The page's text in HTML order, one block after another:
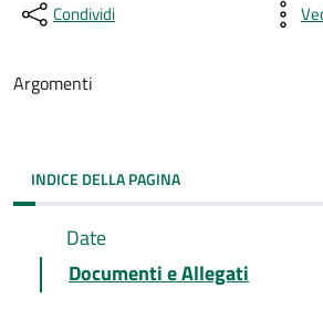
Condividi
Argomenti
INDICE DELLA PAGINA
Date
Documenti e Allegati